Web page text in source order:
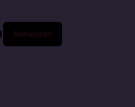
Anmelden